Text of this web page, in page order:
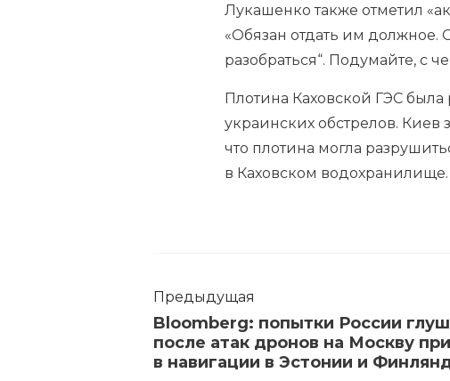
Лукашенко также отметил
«Обязан отдать им должное.
разобраться“. Подумайте, с
Плотина Каховской ГЭС была
украинских обстрелов. Киев
что плотина могла
в Каховском водохранилище.
Предыдущая
Bloomberg: попытки России
после атак дронов на Москву
в навигации в Эстонии и